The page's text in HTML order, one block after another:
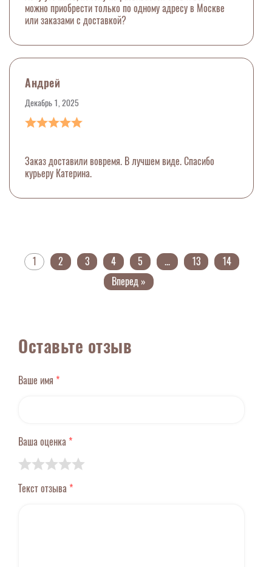
можно приобрести только по одному адресу в Москве
или заказами с доставкой?
Андрей
Декабрь 1, 2025
Заказ доставили вовремя. В лучшем виде. Спасибо
курьеру Катерина.
1 2 3 4 5 ... 13
14
Вперед »
Оставьте отзыв
Ваше имя *
Ваша оценка *
Текст отзыва *